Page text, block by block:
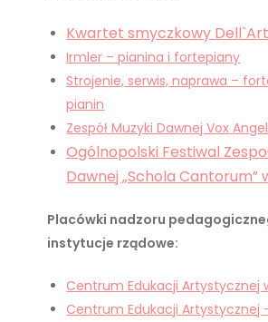
Kwartet smyczkowy
Irmler – pianina i fortepiany
Strojenie, serwis, naprawa –
pianin
Zespół Muzyki Dawnej Vox
Ogólnopolski Festiwal
Dawnej „Schola Cantorum”
Placówki nadzoru
instytucje rządowe:
Centrum Edukacji Artystycznej
Centrum Edukacji Artystycznej